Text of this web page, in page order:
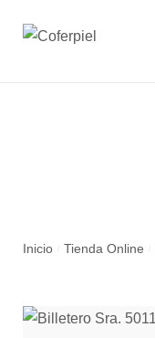
Inicio Tienda Online